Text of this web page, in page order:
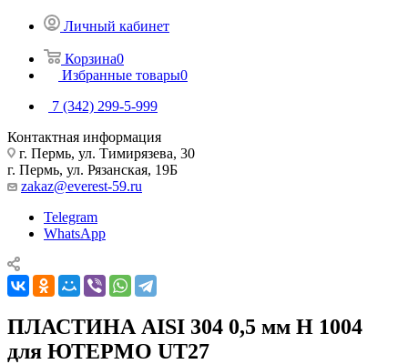
Личный кабинет
Корзина0
Избранные товары0
7 (342) 299-5-999
Контактная информация
г. Пермь, ул. Тимирязева, 30
г. Пермь, ул. Рязанская, 19Б
zakaz@everest-59.ru
Telegram
WhatsApp
ПЛАСТИНА AISI 304 0,5 мм H 1004
для ЮТЕРМО UT27